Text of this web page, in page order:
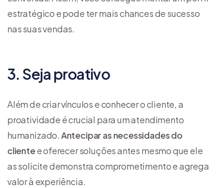
estratégico e pode ter mais chances de sucesso
nas suas vendas.
3. Seja proativo
Além de criar vínculos e conhecer o cliente, a
proatividade é crucial para um atendimento
humanizado. Antecipar as necessidades do
clientee oferecer soluções antes mesmo que ele
as solicite demonstra comprometimento e agrega
valor à experiência.